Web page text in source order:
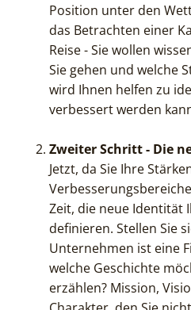
Position unter den
das Betrachten einer
Reise - Sie wollen
Sie gehen und welche
wird Ihnen helfen zu
verbessert werden
Zweiter Schritt - Die
Jetzt, da Sie Ihre
Zeit, die neue Identität
definieren. Stellen Sie
Unternehmen ist eine
welche Geschichte
erzählen? Mission,